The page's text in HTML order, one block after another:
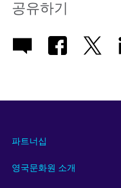
공유하기
파트너십
영국문화원 소개